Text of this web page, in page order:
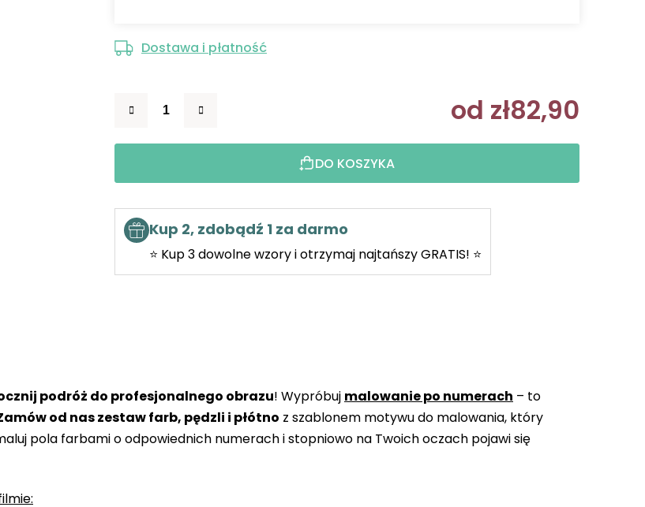
Dostawa i płatność
od zł82,90
DO KOSZYKA
Kup 2, zdobądź 1 za darmo
⭐ Kup 3 dowolne wzory i otrzymaj najtańszy GRATIS! ⭐
podróż do profesjonalnego obrazu! Wypróbuj malowanie po numerach – to
od nas zestaw farb, pędzli i płótno z szablonem motywu do malowania, który
pola farbami o odpowiednich numerach i stopniowo na Twoich oczach pojawi się